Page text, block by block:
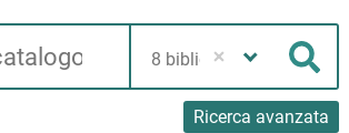
Ricerca avanzata
biblioteca